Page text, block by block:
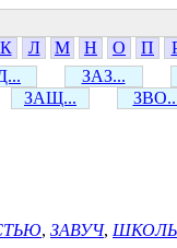
К Л М Н О П
ЗАЗ...
ЗАЩ...
, ЗАВУЧ,